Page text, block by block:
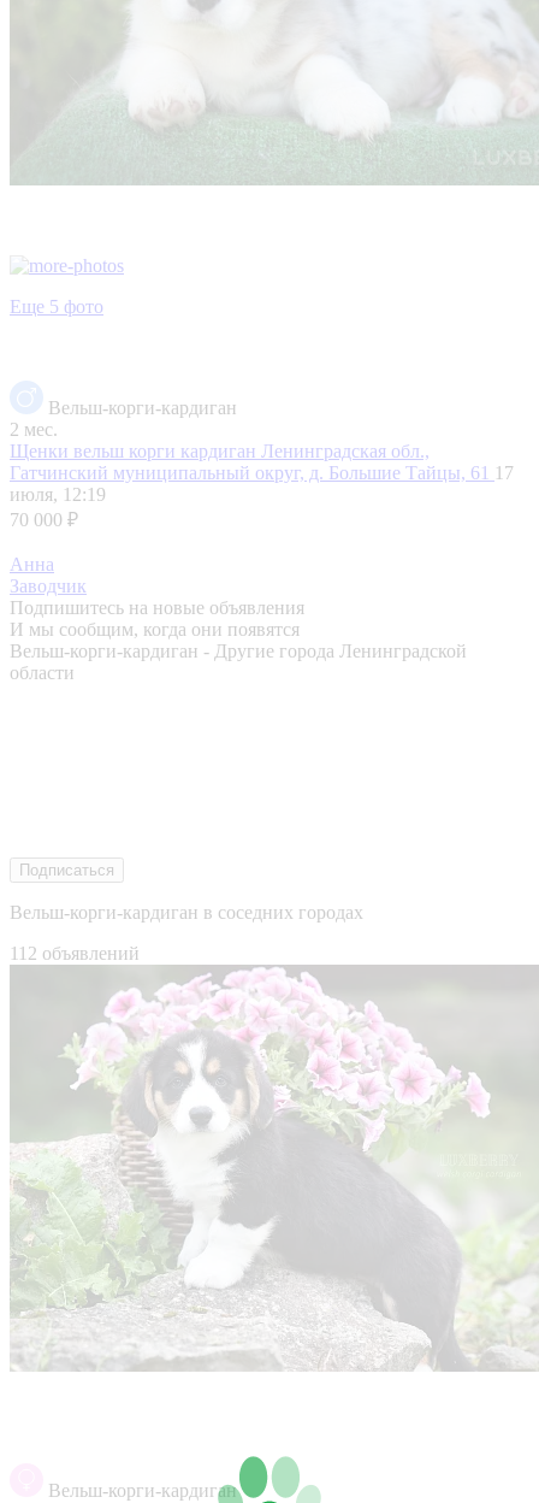
Еще 5 фото
Вельш-корги-кардиган
2 мес.
Щенки вельш корги кардиган Ленинградская обл.,
Гатчинский муниципальный округ, д. Большие Тайцы, 61 17
июля, 12:19
70 000 ₽
Анна
Заводчик
Подпишитесь на новые объявления
И мы сообщим, когда они появятся
Вельш-корги-кардиган - Другие города Ленинградской
области
Подписаться
Вельш-корги-кардиган в соседних городах
112 объявлений
Вельш-корги-кардиган